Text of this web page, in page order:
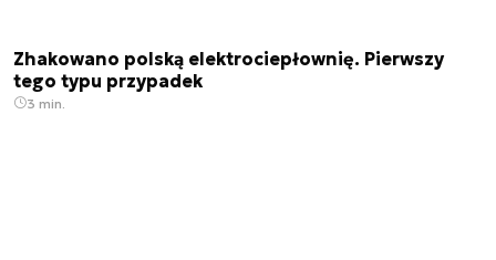
Zhakowano polską elektrociepłownię. Pierwszy
tego typu przypadek
3 min.